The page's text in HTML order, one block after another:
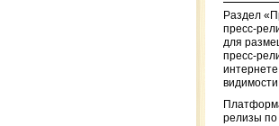
Раздел
пресс-
для
пресс-
видимости
релизы по